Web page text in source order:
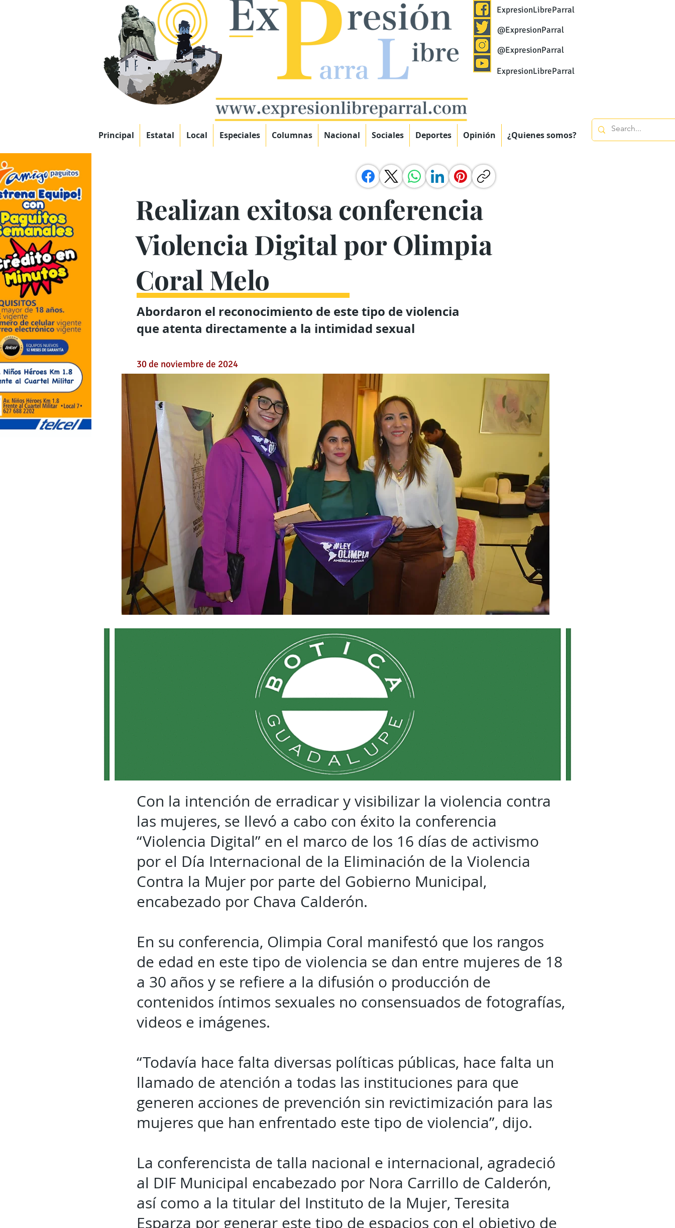
ExpresionLibreParral
@ExpresionParral
@ExpresionParral
ExpresionLibreParral
Principal Estatal Local Especiales Columnas Nacional Sociales Deportes Opinión ¿Quienes somos?
Realizan exitosa conferencia
Violencia Digital por Olimpia
Coral Melo
Abordaron el reconocimiento de este tipo de violencia
que atenta directamente a la intimidad sexual
30 de noviembre de 2024
Con la intención de erradicar y visibilizar la violencia contra
las mujeres, se llevó a cabo con éxito la conferencia
“Violencia Digital” en el marco de los 16 días de activismo
por el Día Internacional de la Eliminación de la Violencia
Contra la Mujer por parte del Gobierno Municipal,
encabezado por Chava Calderón.
En su conferencia, Olimpia Coral manifestó que los rangos
de edad en este tipo de violencia se dan entre mujeres de 18
a 30 años y se refiere a la difusión o producción de
contenidos íntimos sexuales no consensuados de fotografías,
videos e imágenes.
“Todavía hace falta diversas políticas públicas, hace falta un
llamado de atención a todas las instituciones para que
generen acciones de prevención sin revictimización para las
mujeres que han enfrentado este tipo de violencia”, dijo.
La conferencista de talla nacional e internacional, agradeció
al DIF Municipal encabezado por Nora Carrillo de Calderón,
así como a la titular del Instituto de la Mujer, Teresita
Esparza por generar este tipo de espacios con el objetivo de